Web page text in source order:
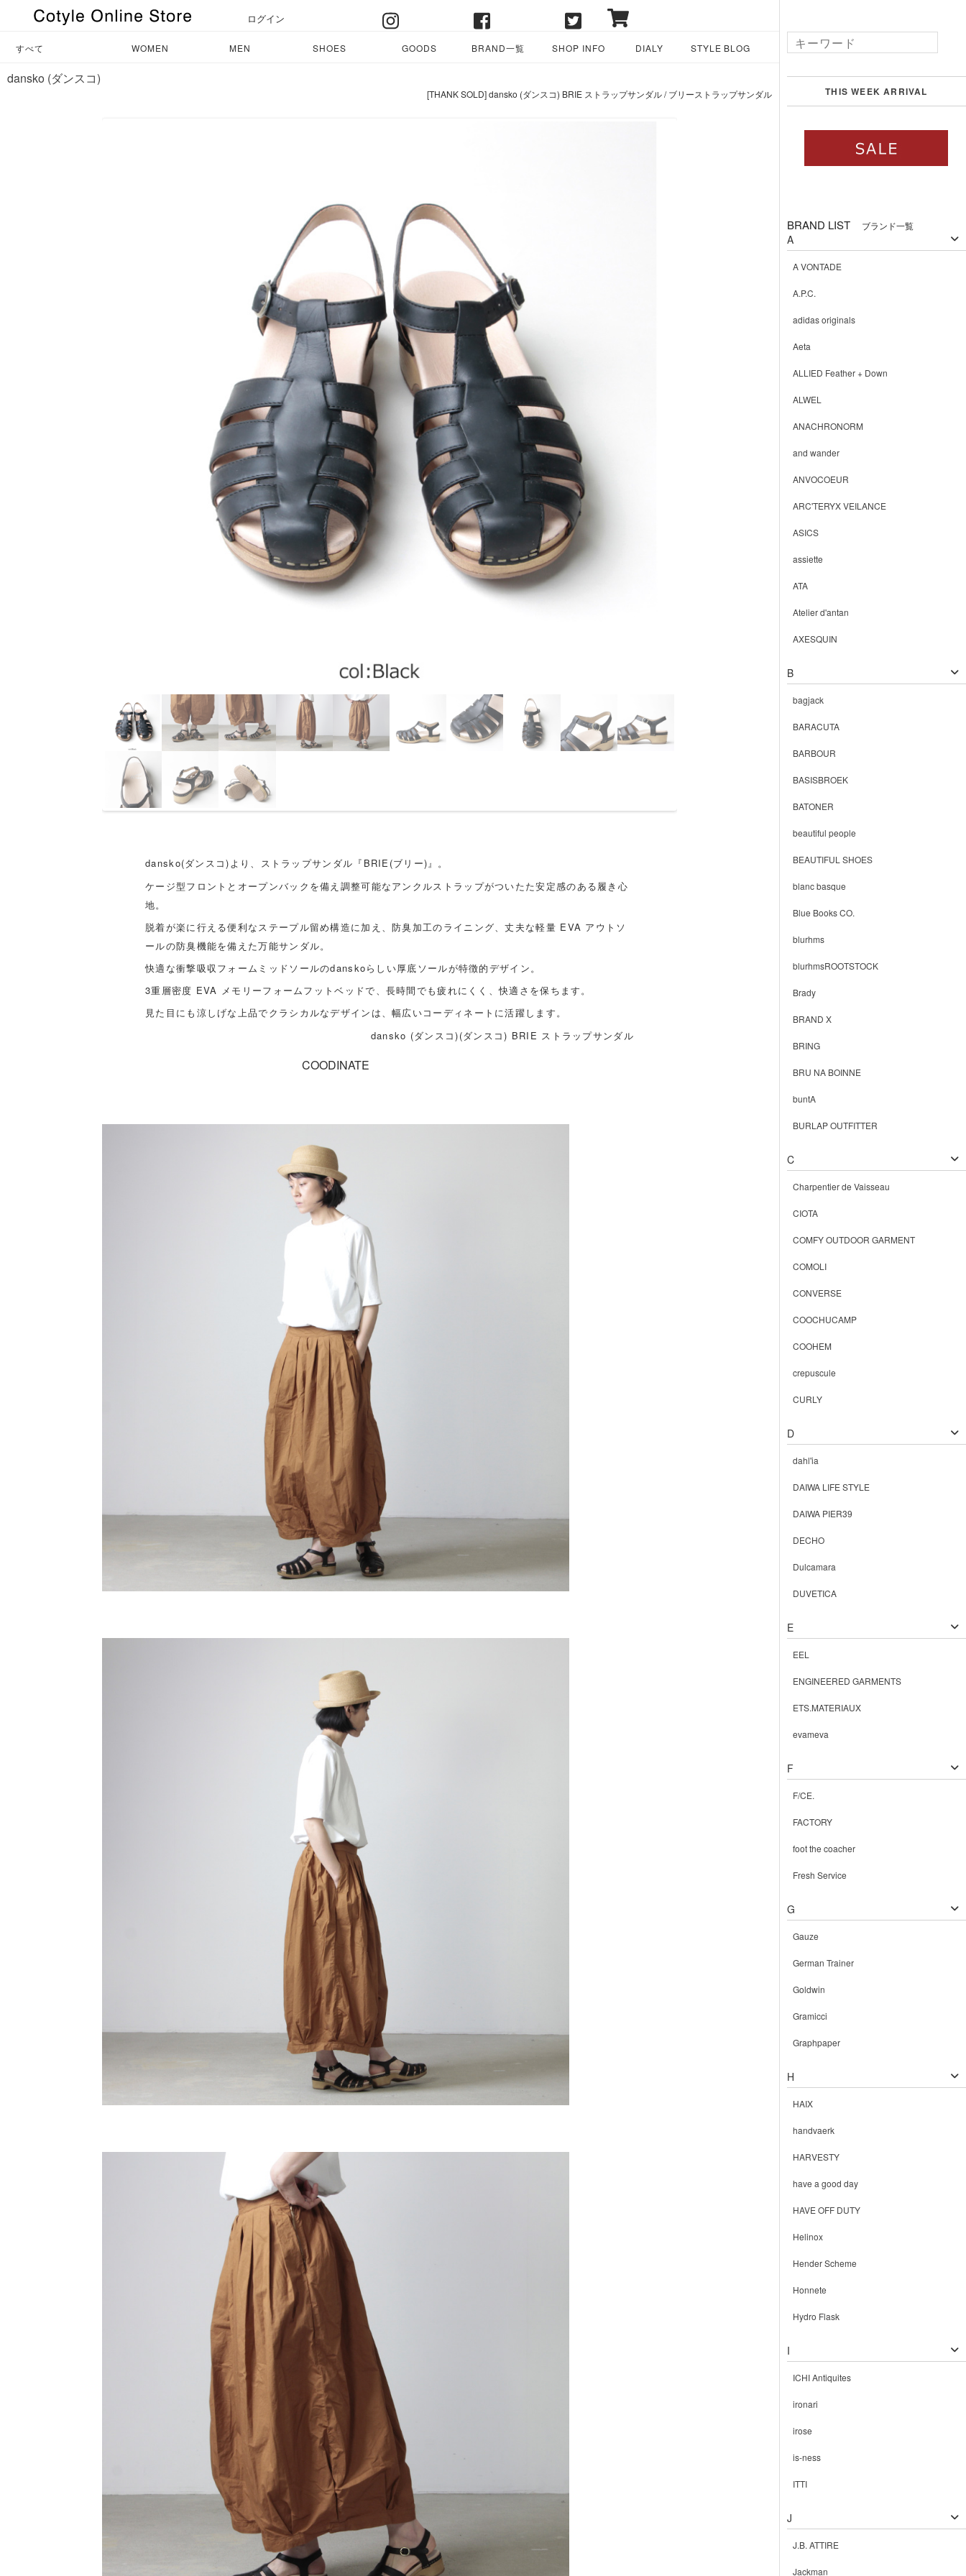
ログイン
すべて WOMEN MEN SHOES GOODS BRAND一覧 SHOP INFO DIALY STYLE BLOG
dansko (ダンスコ)
[THANK SOLD] dansko (ダンスコ) BRIE ストラップサンダル / ブリーストラップサンダル
dansko(ダンスコ)より、ストラップサンダル『BRIE(ブリー)』。
ケージ型フロントとオープンバックを備え調整可能なアンクルストラップがついたた安定感のある履き心
地。
脱着が楽に行える便利なステープル留め構造に加え、防臭加工のライニング、丈夫な軽量 EVA アウトソ
ールの防臭機能を備えた万能サンダル。
快適な衝撃吸収フォームミッドソールのdanskoらしい厚底ソールが特徴的デザイン。
3重層密度 EVA メモリーフォームフットベッドで、長時間でも疲れにくく、快適さを保ちます。
見た目にも涼しげな上品でクラシカルなデザインは、幅広いコーディネートに活躍します。
dansko (ダンスコ)(ダンスコ) BRIE ストラップサンダル
COODINATE
THIS WEEK ARRIVAL
BRAND LIST ブランド一覧
A
A VONTADE
A.P.C.
adidas originals
Aeta
ALLIED Feather + Down
ALWEL
ANACHRONORM
and wander
ANVOCOEUR
ARC'TERYX VEILANCE
ASICS
assiette
ATA
Atelier d'antan
AXESQUIN
B
bagjack
BARACUTA
BARBOUR
BASISBROEK
BATONER
beautiful people
BEAUTIFUL SHOES
blanc basque
Blue Books CO.
blurhms
blurhmsROOTSTOCK
Brady
BRAND X
BRING
BRU NA BOINNE
buntA
BURLAP OUTFITTER
C
Charpentier de Vaisseau
CIOTA
COMFY OUTDOOR GARMENT
COMOLI
CONVERSE
COOCHUCAMP
COOHEM
crepuscule
CURLY
D
dahl'ia
DAIWA LIFE STYLE
DAIWA PIER39
DECHO
Dulcamara
DUVETICA
E
EEL
ENGINEERED GARMENTS
ETS.MATERIAUX
evameva
F
F/CE.
FACTORY
foot the coacher
Fresh Service
G
Gauze
German Trainer
Goldwin
Gramicci
Graphpaper
H
HAIX
handvaerk
HARVESTY
have a good day
HAVE OFF DUTY
Helinox
Hender Scheme
Honnete
Hydro Flask
I
ICHI Antiquites
ironari
irose
is-ness
ITTI
J
J.B. ATTIRE
Jackman